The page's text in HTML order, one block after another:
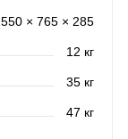
550 × 765 × 285
12 кг
35 кг
47 кг